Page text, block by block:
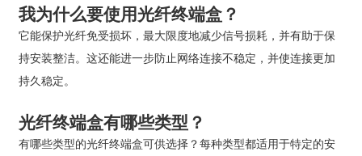
我为什么要使用光纤终端盒？
它能保护光纤免受损坏，最大限度地减少信号损耗，并有助于保
持安装整洁。这还能进一步防止网络连接不稳定，并使连接更加
持久稳定。
光纤终端盒有哪些类型？
有哪些类型的光纤终端盒可供选择？每种类型都适用于特定的安